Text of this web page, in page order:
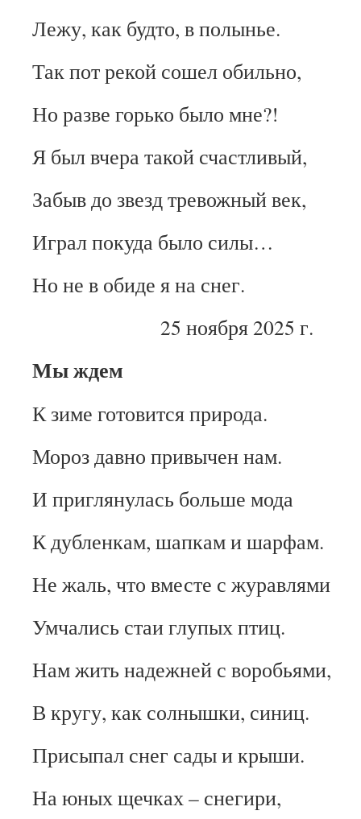
Лежу, как будто, в полынье.
Так пот рекой сошел обильно,
Но разве горько было мне?!
Я был вчера такой счастливый,
Забыв до звезд тревожный век,
Играл покуда было силы…
Но не в обиде я на снег.
25 ноября 2025 г.
Мы ждем
К зиме готовится природа.
Мороз давно привычен нам.
И приглянулась больше мода
К дубленкам, шапкам и шарфам.
Не жаль, что вместе с журавлями
Умчались стаи глупых птиц.
Нам жить надежней с воробьями,
В кругу, как солнышки, синиц.
Присыпал снег сады и крыши.
На юных щечках – снегири,